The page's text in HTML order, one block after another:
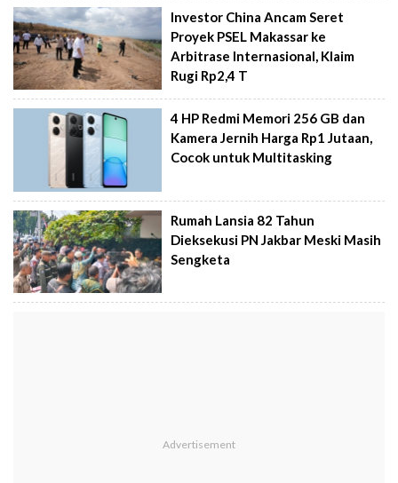
Investor China Ancam Seret
Proyek PSEL Makassar ke
Arbitrase Internasional, Klaim
Rugi Rp2,4 T
4 HP Redmi Memori 256 GB dan
Kamera Jernih Harga Rp1 Jutaan,
Cocok untuk Multitasking
Rumah Lansia 82 Tahun
Dieksekusi PN Jakbar Meski Masih
Sengketa